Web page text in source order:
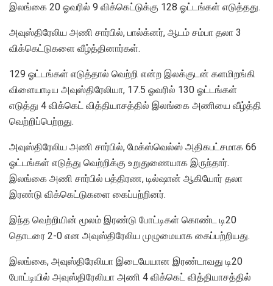
இலங்கை 20 ஓவரில் 9 விக்கெட்டுக்கு 128 ஓட்டங்கள் எடுத்தது.
அவுஸ்திரேலிய அணி சார்பில், பால்க்னர், ஆடம் சம்பா தலா 3
விக்கெட்டுகளை வீழ்த்தினார்கள்.
129 ஓட்டங்கள் எடுத்தால் வெற்றி என்ற இலக்குடன் களமிறங்கி
விளையாடிய அவுஸ்திரேலியா, 17.5 ஓவரில் 130 ஓட்டங்கள்
எடுத்து 4 விக்கெட் வித்தியாசத்தில் இலங்கை அணியை வீழ்த்தி
வெற்றிப்பெற்றது.
அவுஸ்திரேலிய அணி சார்பில், மேக்ஸ்வெல்ஸ் அதிகபட்சமாக 66
ஓட்டங்கள் எடுத்து வெற்றிக்கு உறுதுணையாக இருந்தார்.
இலங்கை அணி சார்பில் பத்திரண, டில்ஷான் ஆகியோர் தலா
இரண்டு விக்கெட்டுகளை கைப்பற்றினர்.
இந்த வெற்றியின் மூலம் இரண்டு போட்டிகள் கொண்ட டி20
தொடரை 2-0 என அவுஸ்திரேலிய முழுமையாக கைப்பற்றியது.
இலங்கை, அவுஸ்திரேலியா இடையேயான இரண்டாவது டி20
போட்டியில் அவுஸ்திரேலியா அணி 4 விக்கெட் வித்தியாசத்தில்